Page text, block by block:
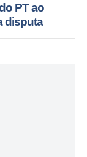
PT ao
disputa